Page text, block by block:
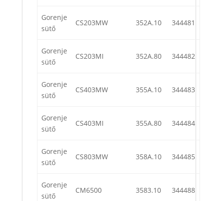
Gorenje
sütő
CS203MW 352A.10 344481
Gorenje
sütő
CS203MI 352A.80 344482
Gorenje
sütő
CS403MW 355A.10 344483
Gorenje
sütő
CS403MI 355A.80 344484
Gorenje
sütő
CS803MW 358A.10 344485
Gorenje
sütő
CM6500 3583.10 344488